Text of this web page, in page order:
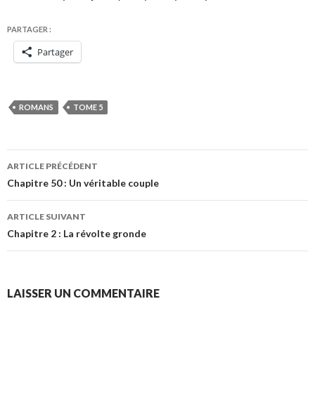
PARTAGER :
Partager
ROMANS TOME 5
Navigation
des
articles
ARTICLE PRÉCÉDENT
Chapitre 50 : Un véritable couple
ARTICLE SUIVANT
Chapitre 2 : La révolte gronde
LAISSER UN COMMENTAIRE